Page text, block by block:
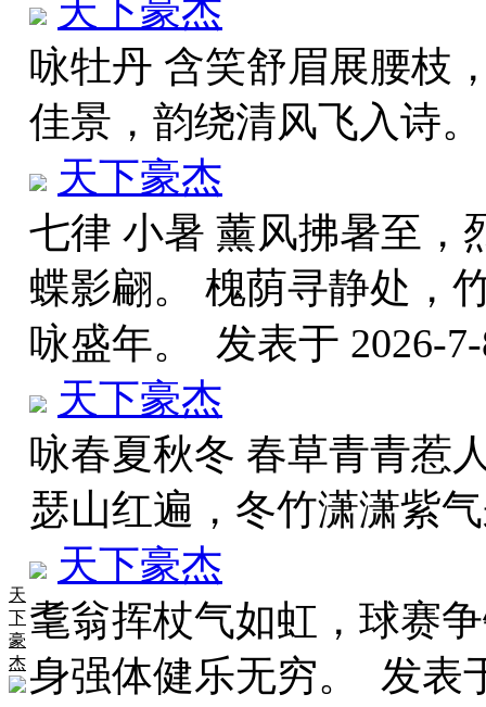
天
下
豪
杰
天下豪杰
咏牡丹 含笑舒眉展腰枝
佳景，韵绕清风飞入诗
天下豪杰
七律 小暑 薰风拂暑至，
蝶影翩。 槐荫寻静处，
咏盛年。 发表于 2026-
天下豪杰
咏春夏秋冬 春草青青惹
瑟山红遍，冬竹潇潇紫
天下豪杰
耄翁挥杖气如虹，球赛
身强体健乐无穷。 发表